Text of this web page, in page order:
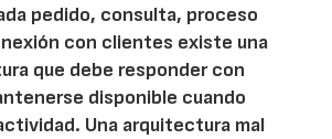
pedido, consulta, proceso
con clientes existe una
que debe responder con
disponible cuando
Una arquitectura mal